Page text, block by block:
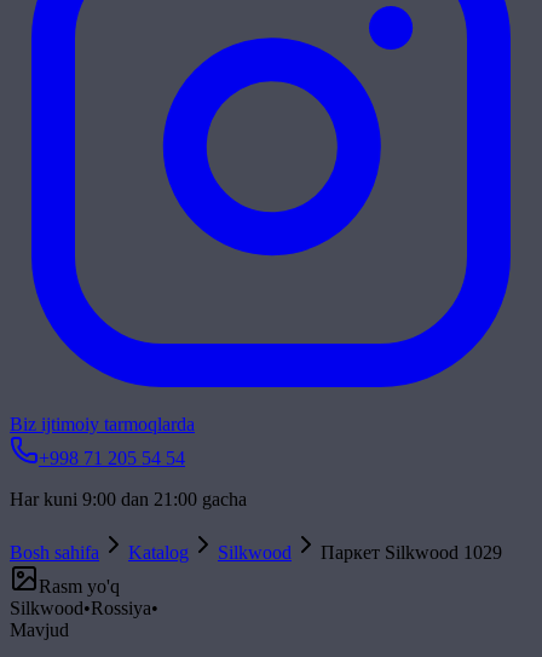
Biz ijtimoiy tarmoqlarda
+998 71 205 54 54
Har kuni 9:00 dan 21:00 gacha
Bosh sahifa Katalog Silkwood
Паркет Silkwood 1029
Rasm yo'q
Silkwood•Rossiya•
Mavjud